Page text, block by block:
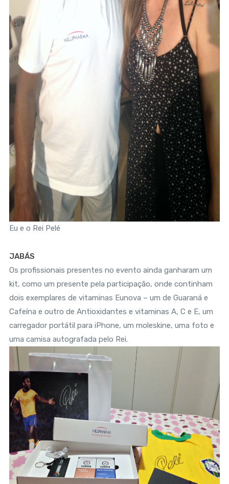
Eu e o Rei Pelé
JABÁS
Os profissionais presentes no evento ainda ganharam um
kit, como um presente pela participação, onde continham
dois exemplares de vitaminas Eunova – um de Guaraná e
Cafeína e outro de Antioxidantes e vitaminas A, C e E, um
carregador portátil para iPhone, um moleskine, uma foto e
uma camisa autografada pelo Rei.